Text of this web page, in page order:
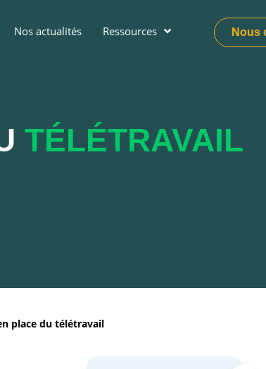
Nos actualités Ressources Nous
TÉLÉTRAVAIL
place du télétravail